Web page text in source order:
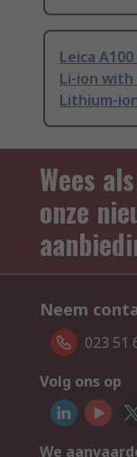
Leica
Li-ion
Lithium-
Wees
onze
Neem
023 51
Volg ons op
We